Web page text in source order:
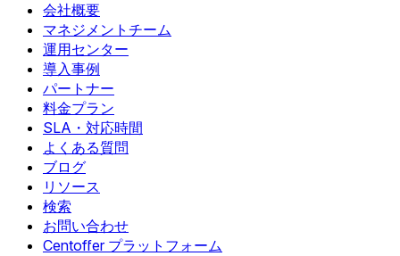
会社概要
マネジメントチーム
運用センター
導入事例
パートナー
料金プラン
SLA・対応時間
よくある質問
ブログ
リソース
検索
お問い合わせ
Centoffer プラットフォーム